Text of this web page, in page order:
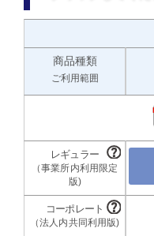
商品種類
ご利用範囲